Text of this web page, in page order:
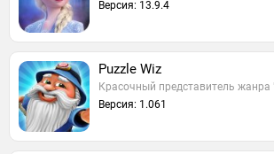
Версия: 13.9.4
Puzzle Wiz
Красочный представитель жанра
Версия: 1.061